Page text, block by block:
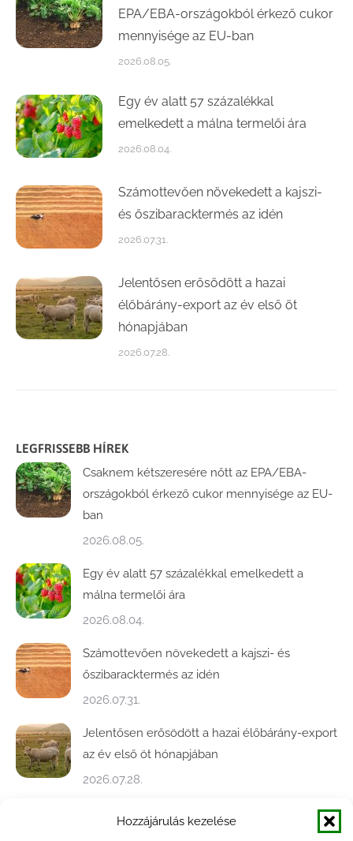
Hozzájárulás kezelése
EPA/EBA-országokból érkező cukor
mennyisége az EU-ban
2026.08.05.
Egy év alatt 57 százalékkal
emelkedett a málna termelői ára
2026.08.04.
Számottevően növekedett a kajszi-
és őszibaracktermés az idén
2026.07.31.
Jelentősen erősödött a hazai
élőbárány-export az év első öt
hónapjában
2026.07.28.
LEGFRISSEBB HÍREK
Csaknem kétszeresére nőtt az EPA/EBA-
országokból érkező cukor mennyisége az EU-
ban
2026.08.05.
Egy év alatt 57 százalékkal emelkedett a
málna termelői ára
2026.08.04.
Számottevően növekedett a kajszi- és
őszibaracktermés az idén
2026.07.31.
Jelentősen erősödött a hazai élőbárány-export
az év első öt hónapjában
2026.07.28.
Közel ötödével bővült a baromfivágás